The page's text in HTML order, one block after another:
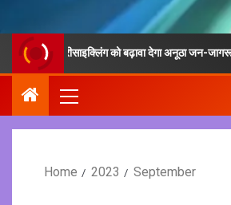
को बढ़ावा देगा अनूठा जन-जागरूकता अभियान
Home 2023 September